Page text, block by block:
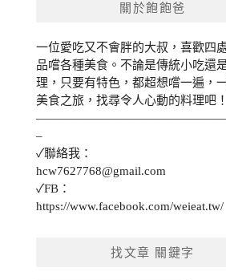
關於飽飽爸
一位愛吃又不會胖的大叔，喜歡四
品嚐各種美食。不論是傳統小吃還
理，只要有特色，都超想嚐一遍，
美食之旅，找尋令人心動的料理吧！
–
✓聯絡我：
hcw7627768@gmail.com
✓FB：
https://www.facebook.com/weieat.tw/
找文章 關鍵字